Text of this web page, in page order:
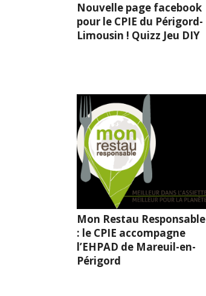
Nouvelle page facebook
pour le CPIE du Périgord-
Limousin ! Quizz Jeu DIY
Mon Restau Responsable
: le CPIE accompagne
l’EHPAD de Mareuil-en-
Périgord